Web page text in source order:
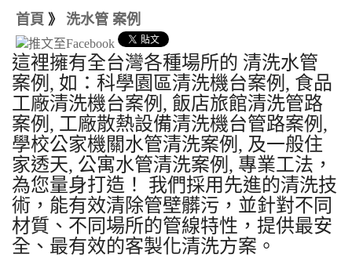
首頁 》 洗水管 案例
這裡擁有全台灣各種場所的 清洗水管
案例, 如：科學園區清洗機台案例, 食品
工廠清洗機台案例, 飯店旅館清洗管路
案例, 工廠散熱設備清洗機台管路案例,
學校公家機關水管清洗案例, 及一般住
家透天, 公寓水管清洗案例, 專業工法，
為您量身打造！ 我們採用先進的清洗技
術，能有效清除管壁髒污，並針對不同
材質、不同場所的管線特性，提供最安
全、最有效的客製化清洗方案。